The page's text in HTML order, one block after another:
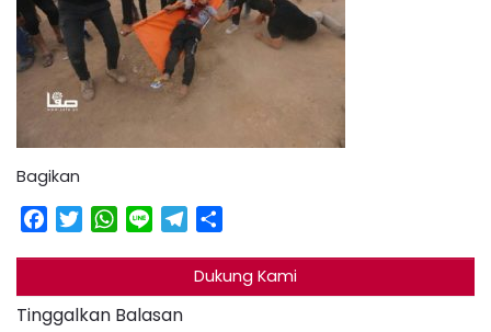
Bagikan
Facebook
TwitterWhatsApp
Line Telegram
Dukung Kami
Tinggalkan Balasan